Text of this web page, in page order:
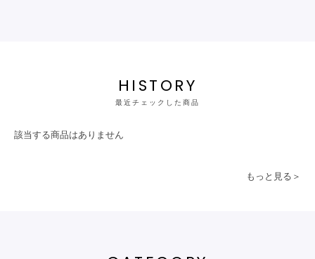
HISTORY
最近チェックした商品
該当する商品はありません
もっと見る＞